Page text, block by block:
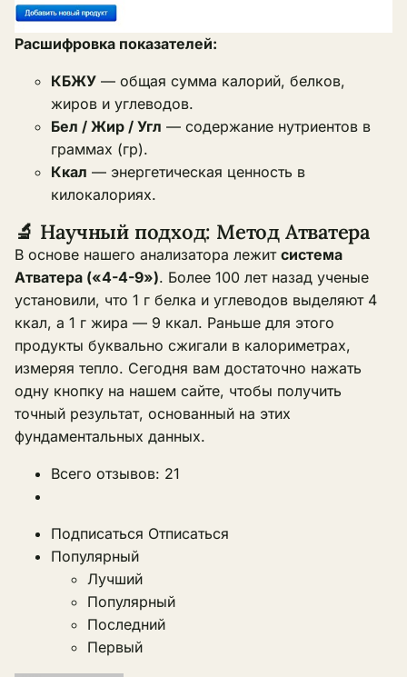
Расшифровка показателей:
КБЖУ — общая сумма калорий, белков,
жиров и углеводов.
Бел / Жир / Угл — содержание нутриентов в
граммах (гр).
Ккал — энергетическая ценность в
килокалориях.
🔬 Научный подход: Метод Атватера
В основе нашего анализатора лежит система
Атватера («4-4-9»). Более 100 лет назад ученые
установили, что 1 г белка и углеводов выделяют 4
ккал, а 1 г жира — 9 ккал. Раньше для этого
продукты буквально сжигали в калориметрах,
измеряя тепло. Сегодня вам достаточно нажать
одну кнопку на нашем сайте, чтобы получить
точный результат, основанный на этих
фундаментальных данных.
Всего отзывов: 21
Подписаться Отписаться
Популярный
Лучший
Популярный
Последний
Первый